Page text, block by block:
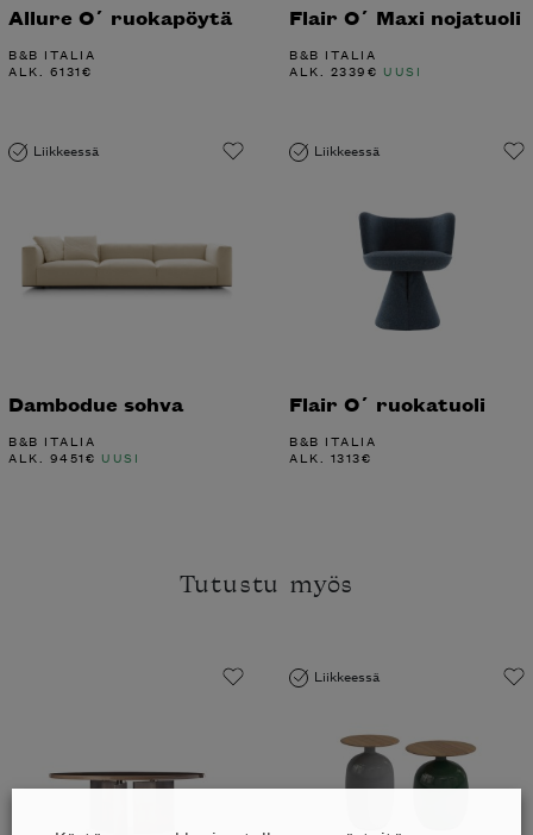
Allure O´ ruokapöytä
B&B ITALIA
ALK. 6131€
Flair O´ Maxi nojatuoli
B&B ITALIA
ALK. 2339€ UUSI
Liikkeessä
Dambodue sohva
B&B ITALIA
ALK. 9451€ UUSI
Liikkeessä
Flair O´ ruokatuoli
B&B ITALIA
ALK. 1313€
Tutustu myös
Liikkeessä